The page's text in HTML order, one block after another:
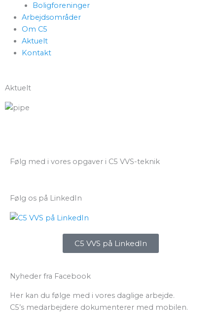
Boligforeninger
Arbejdsområder
Om C5
Aktuelt
Kontakt
Aktuelt
Følg med i vores opgaver i C5 VVS-teknik
Følg os på LinkedIn
C5 VVS på LinkedIn
Nyheder fra Facebook
Her kan du følge med i vores daglige arbejde.
C5’s medarbejdere dokumenterer med mobilen.